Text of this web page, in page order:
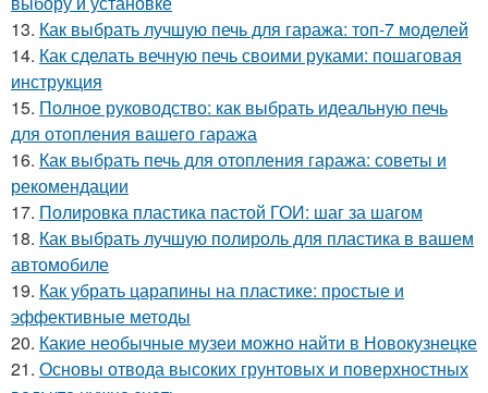
13. Как выбрать лучшую печь для гаража: топ-7 моделей
14. Как сделать вечную печь своими руками: пошаговая
инструкция
15. Полное руководство: как выбрать идеальную печь
для отопления вашего гаража
16. Как выбрать печь для отопления гаража: советы и
рекомендации
17. Полировка пластика пастой ГОИ: шаг за шагом
18. Как выбрать лучшую полироль для пластика в вашем
автомобиле
19. Как убрать царапины на пластике: простые и
эффективные методы
20. Какие необычные музеи можно найти в Новокузнецке
21. Основы отвода высоких грунтовых и поверхностных